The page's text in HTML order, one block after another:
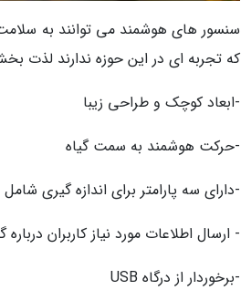
سنسور های هوشمند می توانند به
که تجربه ای در این حوزه ندارند لذت
-ابعاد کوچک و طراحی زیبا
-حرکت هوشمند به سمت گیاه
-دارای سه پارامتر برای اندازه گیری
- ارسال اطلاعات مورد نیاز کاربران
-برخوردار از درگاه USB